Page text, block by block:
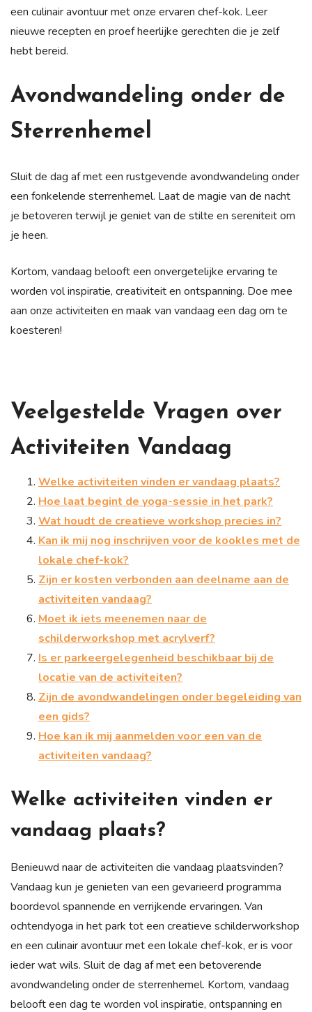
een culinair avontuur met onze ervaren chef-kok. Leer
nieuwe recepten en proef heerlijke gerechten die je zelf
hebt bereid.
Avondwandeling onder de
Sterrenhemel
Sluit de dag af met een rustgevende avondwandeling onder
een fonkelende sterrenhemel. Laat de magie van de nacht
je betoveren terwijl je geniet van de stilte en sereniteit om
je heen.
Kortom, vandaag belooft een onvergetelijke ervaring te
worden vol inspiratie, creativiteit en ontspanning. Doe mee
aan onze activiteiten en maak van vandaag een dag om te
koesteren!
Veelgestelde Vragen over
Activiteiten Vandaag
Welke activiteiten vinden er vandaag plaats?
Hoe laat begint de yoga-sessie in het park?
Wat houdt de creatieve workshop precies in?
Kan ik mij nog inschrijven voor de kookles met de
lokale chef-kok?
Zijn er kosten verbonden aan deelname aan de
activiteiten vandaag?
Moet ik iets meenemen naar de
schilderworkshop met acrylverf?
Is er parkeergelegenheid beschikbaar bij de
locatie van de activiteiten?
Zijn de avondwandelingen onder begeleiding van
een gids?
Hoe kan ik mij aanmelden voor een van de
activiteiten vandaag?
Welke activiteiten vinden er
vandaag plaats?
Benieuwd naar de activiteiten die vandaag plaatsvinden?
Vandaag kun je genieten van een gevarieerd programma
boordevol spannende en verrijkende ervaringen. Van
ochtendyoga in het park tot een creatieve schilderworkshop
en een culinair avontuur met een lokale chef-kok, er is voor
ieder wat wils. Sluit de dag af met een betoverende
avondwandeling onder de sterrenhemel. Kortom, vandaag
belooft een dag te worden vol inspiratie, ontspanning en